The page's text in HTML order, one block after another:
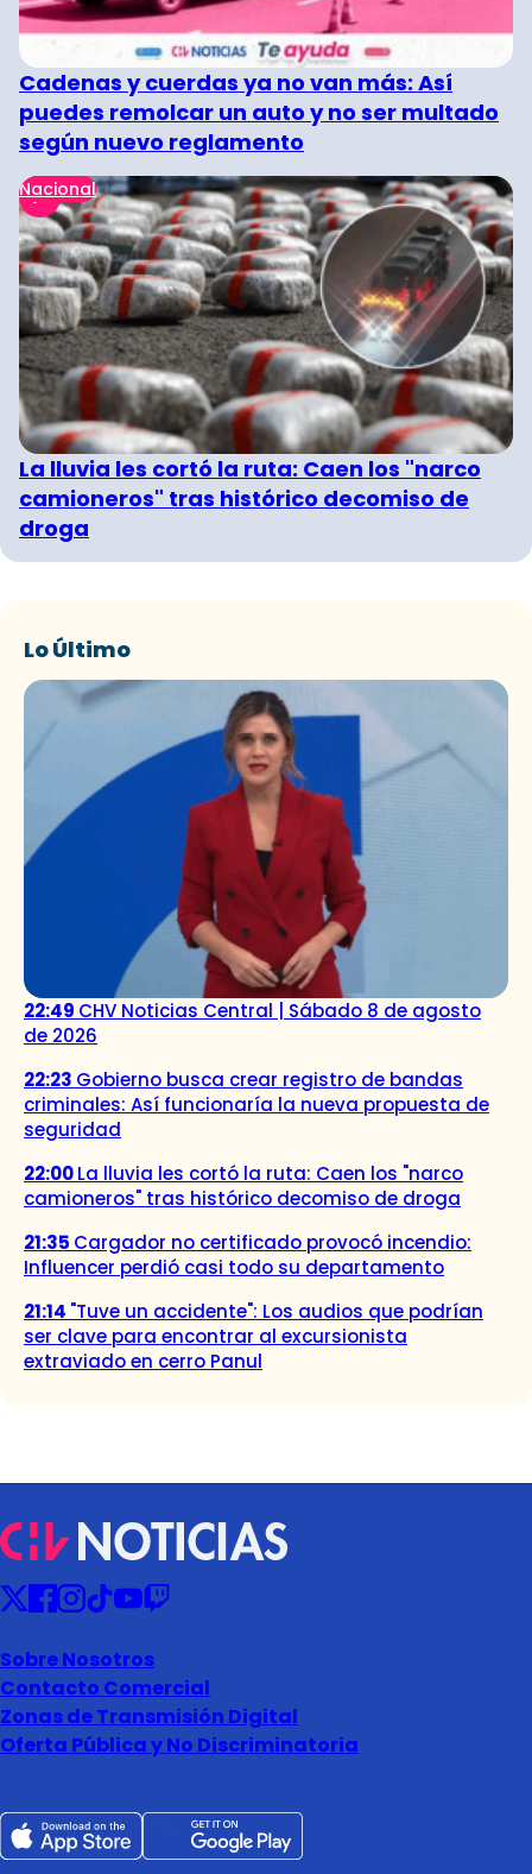
Cadenas y cuerdas ya no van más: Así
puedes remolcar un auto y no ser multado
según nuevo reglamento
Nacional
La lluvia les cortó la ruta: Caen los "narco
camioneros" tras histórico decomiso de
droga
Lo Último
22:49 CHV Noticias Central | Sábado 8 de agosto
de 2026
22:23 Gobierno busca crear registro de bandas
criminales: Así funcionaría la nueva propuesta de
seguridad
22:00La lluvia les cortó la ruta: Caen los "narco
camioneros" tras histórico decomiso de droga
21:35 Cargador no certificado provocó incendio:
Influencer perdió casi todo su departamento
21:14 "Tuve un accidente": Los audios que podrían
ser clave para encontrar al excursionista
extraviado en cerro Panul
Sobre Nosotros
Contacto Comercial
Zonas de Transmisión Digital
Oferta Pública y No Discriminatoria